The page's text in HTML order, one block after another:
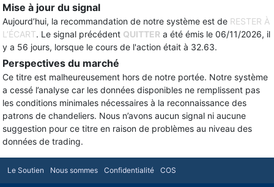
Mise à jour du signal
Aujourd’hui, la recommandation de notre système est de RESTER À
L’ÉCART. Le signal précédent QUITTER a été émis le 06/11/2026, il
y a 56 jours, lorsque le cours de l'action était à 32.63.
Perspectives du marché
Ce titre est malheureusement hors de notre portée. Notre système
a cessé l’analyse car les données disponibles ne remplissent pas
les conditions minimales nécessaires à la reconnaissance des
patrons de chandeliers. Nous n’avons aucun signal ni aucune
suggestion pour ce titre en raison de problèmes au niveau des
données de trading.
Le Soutien Nous sommes Confidentialité COS